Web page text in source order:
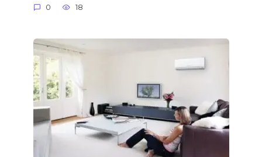
0 18